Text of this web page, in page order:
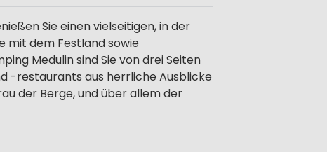
Sie einen vielseitigen, in der
mit dem Festland sowie
Medulin sind Sie von drei Seiten
-restaurants aus herrliche Ausblicke
der Berge, und über allem der